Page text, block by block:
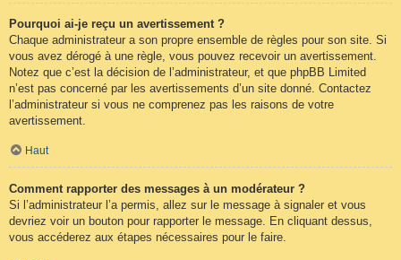
Pourquoi ai-je reçu un avertissement ?
Chaque administrateur a son propre ensemble de règles pour son site. Si
vous avez dérogé à une règle, vous pouvez recevoir un avertissement.
Notez que c’est la décision de l’administrateur, et que phpBB Limited
n’est pas concerné par les avertissements d’un site donné. Contactez
l’administrateur si vous ne comprenez pas les raisons de votre
avertissement.
Haut
Comment rapporter des messages à un modérateur ?
Si l’administrateur l’a permis, allez sur le message à signaler et vous
devriez voir un bouton pour rapporter le message. En cliquant dessus,
vous accéderez aux étapes nécessaires pour le faire.